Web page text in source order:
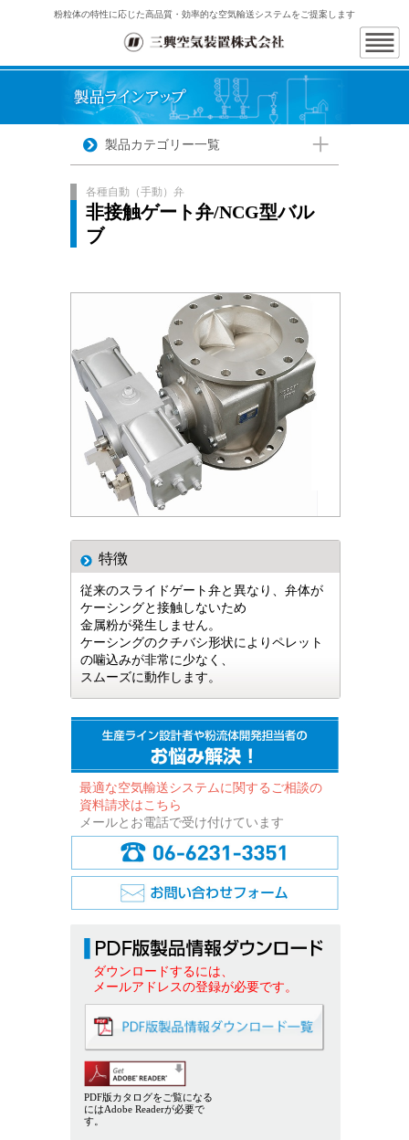
粉粒体の特性に応じた高品質・効率的な空気輸送システムをご提案します
製品カテゴリー一覧
各種自動（手動）弁
非接触ゲート弁/NCG型バル
ブ
特徴
従来のスライドゲート弁と異なり、弁体が
ケーシングと接触しないため
金属粉が発生しません。
ケーシングのクチバシ形状によりペレット
の噛込みが非常に少なく、
スムーズに動作します。
最適な空気輸送システムに関するご相談の
資料請求はこちら
メールとお電話で受け付けています
ダウンロードするには、
メールアドレスの登録が必要です。
PDF版カタログをご覧になる
にはAdobe Readerが必要で
す。